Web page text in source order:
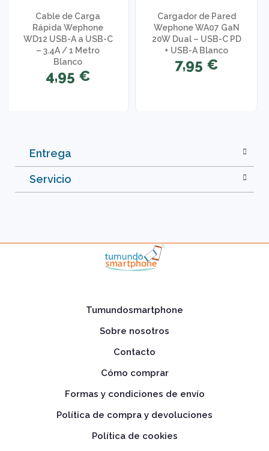
Cable de Carga
Rápida Wephone
WD12 USB-A a USB-C
– 3.4A / 1 Metro
Blanco
4,95 €
Cargador de Pared
Wephone WA07 GaN
20W Dual – USB-C PD
+ USB-A Blanco
7,95 €
Entrega
Servicio
Tumundosmartphone
Sobre nosotros
Contacto
Cómo comprar
Formas y condiciones de envío
Política de compra y devoluciones
Política de cookies